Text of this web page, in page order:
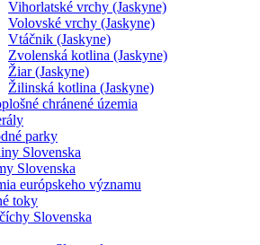
Vihorlatské vrchy (Jaskyne)
Volovské vrchy (Jaskyne)
Vtáčnik (Jaskyne)
Zvolenská kotlina (Jaskyne)
Žiar (Jaskyne)
Žilinská kotlina (Jaskyne)
chránené územia
parky
Slovenska
Slovenska
európskeho významu
toky
Slovenska